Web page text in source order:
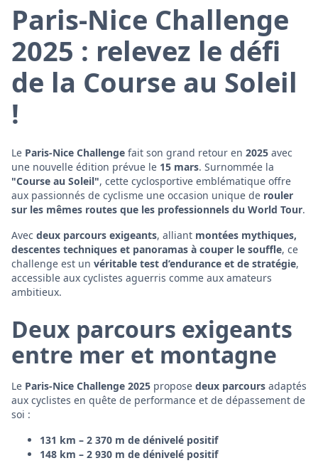
Paris-Nice Challenge
2025 : relevez le défi
de la Course au Soleil
!
Le Paris-Nice Challenge fait son grand retour en 2025 avec
une nouvelle édition prévue le 15 mars. Surnommée la
"Course au Soleil", cette cyclosportive emblématique offre
aux passionnés de cyclisme une occasion unique de rouler
sur les mêmes routes que les professionnels du World Tour.
Avec deux parcours exigeants, alliant montées mythiques,
descentes techniques et panoramas à couper le souffle, ce
challenge est un véritable test d’endurance et de stratégie,
accessible aux cyclistes aguerris comme aux amateurs
ambitieux.
Deux parcours exigeants
entre mer et montagne
Le Paris-Nice Challenge 2025 propose deux parcours adaptés
aux cyclistes en quête de performance et de dépassement de
soi :
131 km – 2 370 m de dénivelé positif
148 km – 2 930 m de dénivelé positif